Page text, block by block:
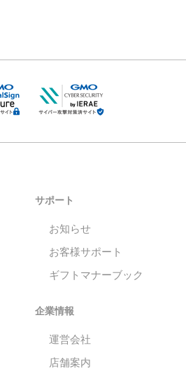
サポート
お知らせ
お客様サポート
ギフトマナーブック
企業情報
運営会社
店舗案内